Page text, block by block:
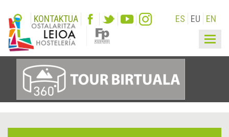
KONTAKTUA ES EU EN